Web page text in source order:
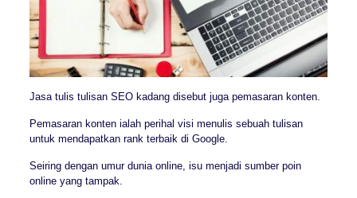
Jasa tulis tulisan SEO kadang disebut juga pemasaran konten.
Pemasaran konten ialah perihal visi menulis sebuah tulisan
untuk mendapatkan rank terbaik di Google.
Seiring dengan umur dunia online, isu menjadi sumber poin
online yang tampak.